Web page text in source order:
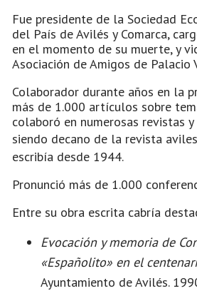
Fue presidente de la Sociedad
del País de Avilés y Comarca,
en el momento de su muerte, y
Asociación de Amigos de Palacio
Colaborador durante años en la
más de 1.000 artículos sobre
colaboró en numerosas revistas
siendo decano de la revista
escribía desde 1944.
Pronunció más de 1.000
Entre su obra escrita cabría
Evocación y memoria de
«Españolito» en el
Ayuntamiento de Avilés.